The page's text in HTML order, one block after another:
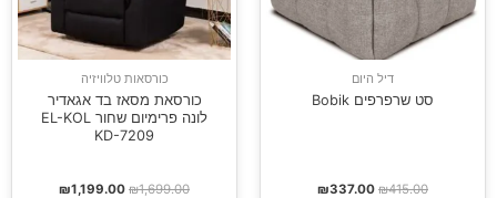
דיל היום
סט שרפרפים Bobik
₪415.00
₪337.00
כורסאות טלוויזיה
כורסאת מסאז בד אגאדיר
לונה פרימיום שחור EL-KOL
KD-7209
₪1,699.00
₪1,199.00